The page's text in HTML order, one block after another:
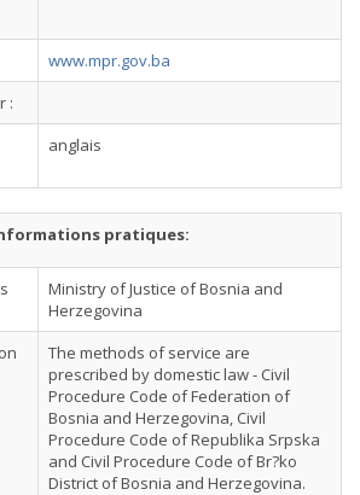
www.mpr.gov.ba
:
anglais
pratiques:
Ministry of Justice of Bosnia and
Herzegovina
The methods of service are
prescribed by domestic law - Civil
Procedure Code of Federation of
Bosnia and Herzegovina, Civil
Procedure Code of Republika Srpska
and Civil Procedure Code of Br?ko
District of Bosnia and Herzegovina.